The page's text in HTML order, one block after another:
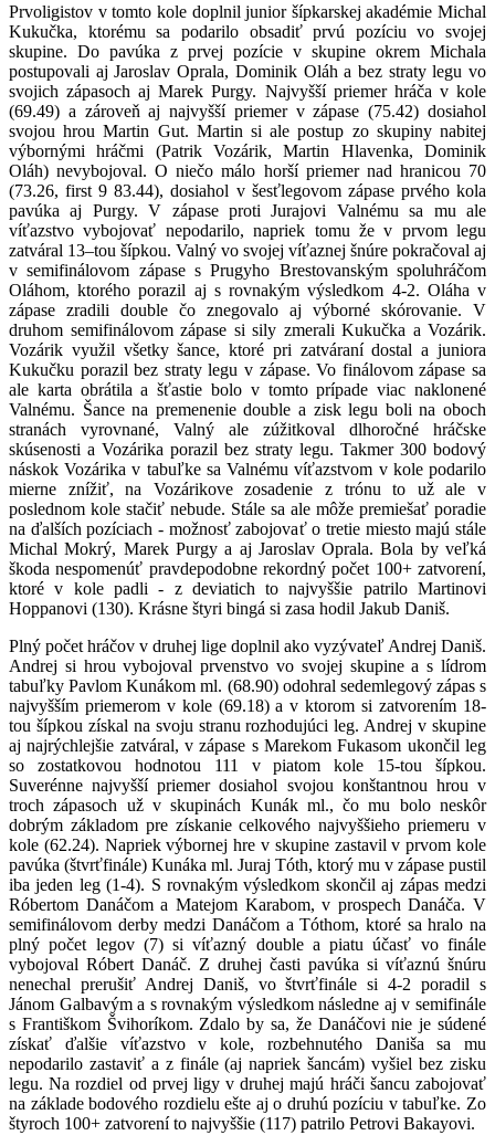
Prvoligistov v tomto kole doplnil junior šípkarskej akadémie Michal
Kukučka, ktorému sa podarilo obsadiť prvú pozíciu vo svojej
skupine. Do pavúka z prvej pozície v skupine okrem Michala
postupovali aj Jaroslav Oprala, Dominik Oláh a bez straty legu vo
svojich zápasoch aj Marek Purgy. Najvyšší priemer hráča v kole
(69.49) a zároveň aj najvyšší priemer v zápase (75.42) dosiahol
svojou hrou Martin Gut. Martin si ale postup zo skupiny nabitej
výbornými hráčmi (Patrik Vozárik, Martin Hlavenka, Dominik
Oláh) nevybojoval. O niečo málo horší priemer nad hranicou 70
(73.26, first 9 83.44), dosiahol v šesťlegovom zápase prvého kola
pavúka aj Purgy. V zápase proti Jurajovi Valnému sa mu ale
víťazstvo vybojovať nepodarilo, napriek tomu že v prvom legu
zatváral 13–tou šípkou. Valný vo svojej víťaznej šnúre pokračoval aj
v semifinálovom zápase s Prugyho Brestovanským spoluhráčom
Oláhom, ktorého porazil aj s rovnakým výsledkom 4-2. Oláha v
zápase zradili double čo znegovalo aj výborné skórovanie. V
druhom semifinálovom zápase si sily zmerali Kukučka a Vozárik.
Vozárik využil všetky šance, ktoré pri zatváraní dostal a juniora
Kukučku porazil bez straty legu v zápase. Vo finálovom zápase sa
ale karta obrátila a šťastie bolo v tomto prípade viac naklonené
Valnému. Šance na premenenie double a zisk legu boli na oboch
stranách vyrovnané, Valný ale zúžitkoval dlhoročné hráčske
skúsenosti a Vozárika porazil bez straty legu. Takmer 300 bodový
náskok Vozárika v tabuľke sa Valnému víťazstvom v kole podarilo
mierne znížiť, na Vozárikove zosadenie z trónu to už ale v
poslednom kole stačiť nebude. Stále sa ale môže premiešať poradie
na ďalších pozíciach - možnosť zabojovať o tretie miesto majú stále
Michal Mokrý, Marek Purgy a aj Jaroslav Oprala. Bola by veľká
škoda nespomenúť pravdepodobne rekordný počet 100+ zatvorení,
ktoré v kole padli - z deviatich to najvyššie patrilo Martinovi
Hoppanovi (130). Krásne štyri bingá si zasa hodil Jakub Daniš.
Plný počet hráčov v druhej lige doplnil ako vyzývateľ Andrej Daniš.
Andrej si hrou vybojoval prvenstvo vo svojej skupine a s lídrom
tabuľky Pavlom Kunákom ml. (68.90) odohral sedemlegový zápas s
najvyšším priemerom v kole (69.18) a v ktorom si zatvorením 18-
tou šípkou získal na svoju stranu rozhodujúci leg. Andrej v skupine
aj najrýchlejšie zatváral, v zápase s Marekom Fukasom ukončil leg
so zostatkovou hodnotou 111 v piatom kole 15-tou šípkou.
Suverénne najvyšší priemer dosiahol svojou konštantnou hrou v
troch zápasoch už v skupinách Kunák ml., čo mu bolo neskôr
dobrým základom pre získanie celkového najvyššieho priemeru v
kole (62.24). Napriek výbornej hre v skupine zastavil v prvom kole
pavúka (štvrťfinále) Kunáka ml. Juraj Tóth, ktorý mu v zápase pustil
iba jeden leg (1-4). S rovnakým výsledkom skončil aj zápas medzi
Róbertom Danáčom a Matejom Karabom, v prospech Danáča. V
semifinálovom derby medzi Danáčom a Tóthom, ktoré sa hralo na
plný počet legov (7) si víťazný double a piatu účasť vo finále
vybojoval Róbert Danáč. Z druhej časti pavúka si víťaznú šnúru
nenechal prerušiť Andrej Daniš, vo štvrťfinále si 4-2 poradil s
Jánom Galbavým a s rovnakým výsledkom následne aj v semifinále
s Františkom Švihoríkom. Zdalo by sa, že Danáčovi nie je súdené
získať ďalšie víťazstvo v kole, rozbehnutého Daniša sa mu
nepodarilo zastaviť a z finále (aj napriek šancám) vyšiel bez zisku
legu. Na rozdiel od prvej ligy v druhej majú hráči šancu zabojovať
na základe bodového rozdielu ešte aj o druhú pozíciu v tabuľke. Zo
štyroch 100+ zatvorení to najvyššie (117) patrilo Petrovi Bakayovi.